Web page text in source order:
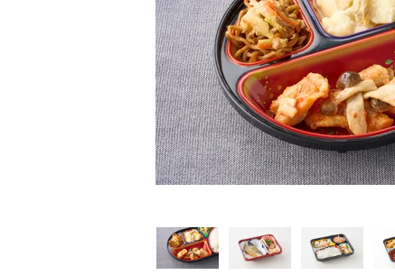
制限食
糖質カロリー調整食
648円(1食分/税込)
制限食
たんぱく調整食
756円(1食分/税込)